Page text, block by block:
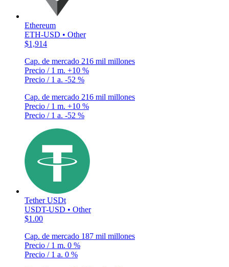
Ethereum
ETH-USD • Other
$1,914
Cap. de mercado 216 mil millones
Precio / 1 m. +10 %
Precio / 1 a. -52 %
Cap. de mercado 216 mil millones
Precio / 1 m. +10 %
Precio / 1 a. -52 %
Tether USDt
USDT-USD • Other
$1.00
Cap. de mercado 187 mil millones
Precio / 1 m. 0 %
Precio / 1 a. 0 %